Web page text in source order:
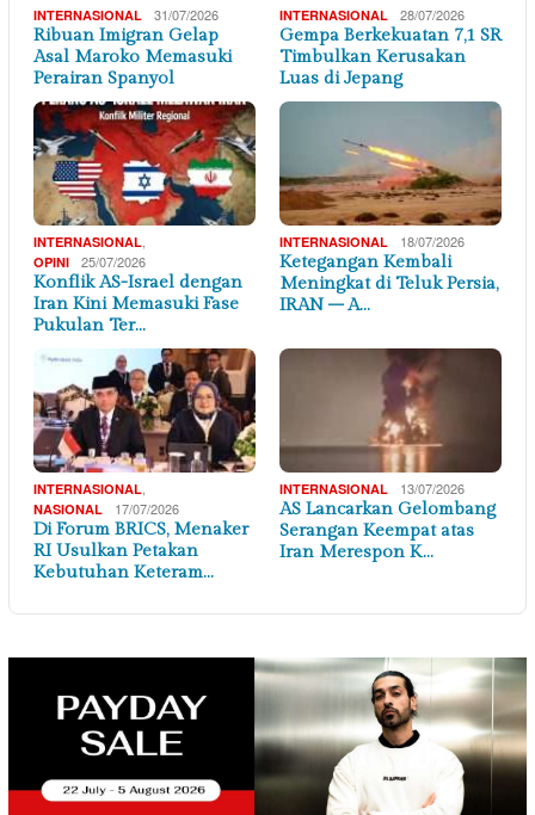
INTERNASIONAL 31/07/2026
Ribuan Imigran Gelap
Asal Maroko Memasuki
Perairan Spanyol
INTERNASIONAL 28/07/2026
Gempa Berkekuatan 7,1 SR
Timbulkan Kerusakan
Luas di Jepang
INTERNASIONAL,
OPINI 25/07/2026
Konflik AS-Israel dengan
Iran Kini Memasuki Fase
Pukulan Ter…
INTERNASIONAL 18/07/2026
Ketegangan Kembali
Meningkat di Teluk Persia,
IRAN – A…
INTERNASIONAL,
NASIONAL 17/07/2026
Di Forum BRICS, Menaker
RI Usulkan Petakan
Kebutuhan Keteram…
INTERNASIONAL 13/07/2026
AS Lancarkan Gelombang
Serangan Keempat atas
Iran Merespon K…